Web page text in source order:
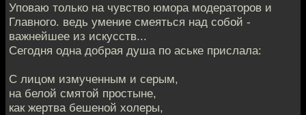
Уповаю только на чувство юмора модераторов и
Главного. ведь умение смеяться над собой -
важнейшее из искусств...
Сегодня одна добрая душа по аське прислала:
С лицом измученным и серым,
на белой смятой простыне,
как жертва бешеной холеры,